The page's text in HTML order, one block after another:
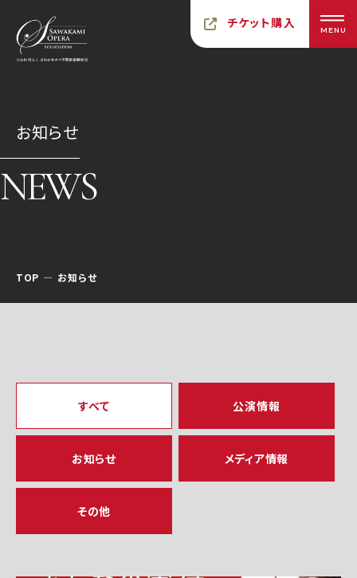
チケット購入 MENU
お知らせ
NEWS
TOP お知らせ
すべて 公演情報
お知らせ メディア情報
その他